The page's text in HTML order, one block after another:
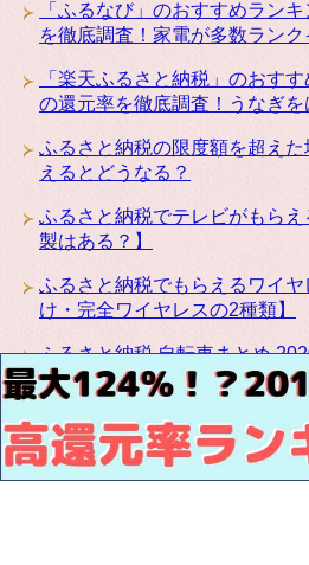
「ふるなび」のおすすめラン
を徹底調査！家電が多数ランク
「楽天ふるさと納税」のおす
の還元率を徹底調査！うなぎ
ふるさと納税の限度額を超え
えるとどうなる？
ふるさと納税でテレビがもら
製はある？】
ふるさと納税でもらえるワイ
け・完全ワイヤレスの2種類】
ふるさと納税 自転車まとめ
ふるさと納税にカリモクの高
ーブル・ベッドなど種類豊富で